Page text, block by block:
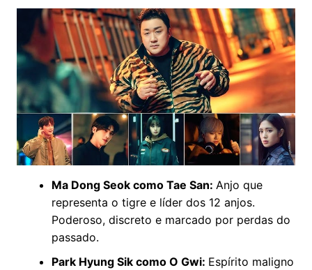
Ma Dong Seok como Tae San: Anjo que
representa o tigre e líder dos 12 anjos.
Poderoso, discreto e marcado por perdas do
passado.
Park Hyung Sik como O Gwi: Espírito maligno